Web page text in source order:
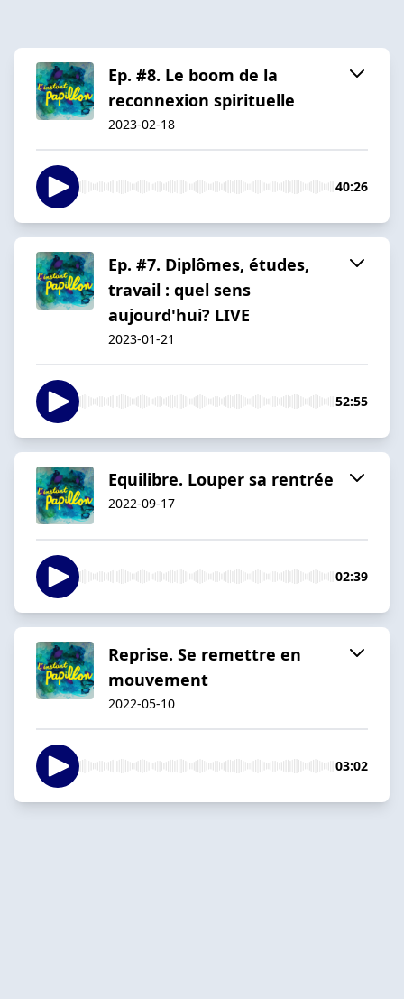
Ep. #8. Le boom de la
reconnexion spirituelle
2023-02-18
40:26
Ep. #7. Diplômes, études,
travail : quel sens
aujourd'hui? LIVE
2023-01-21
52:55
Equilibre. Louper sa rentrée
2022-09-17
02:39
Reprise. Se remettre en
mouvement
2022-05-10
03:02